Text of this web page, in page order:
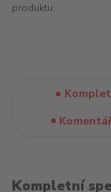
produktu:
Kompletní